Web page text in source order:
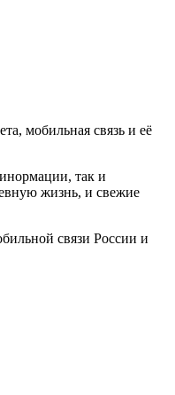
мобильная связь и её
так и
жизнь, и свежие
связи России и